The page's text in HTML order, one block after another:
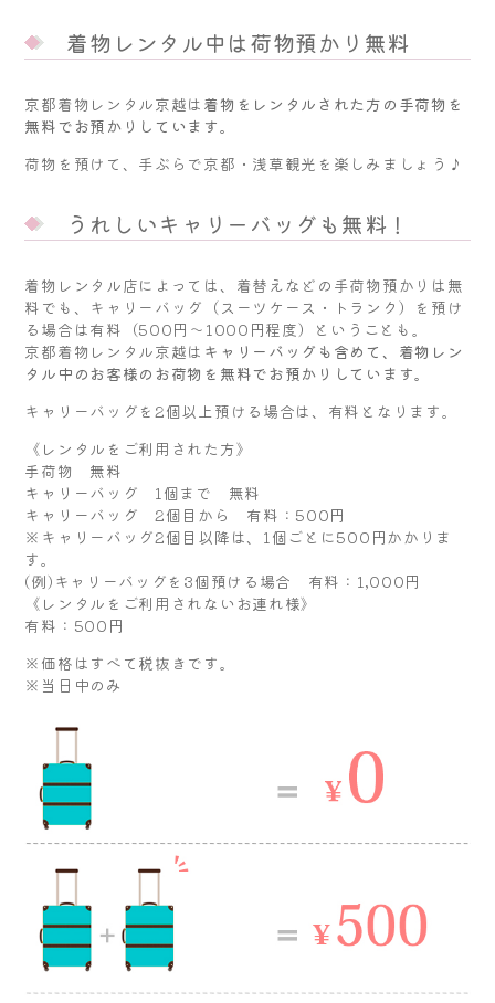
着物レンタル中は荷物預かり無料
京都着物レンタル京越は 着物をレンタルされた方の手荷物を
無料でお預かりしています。
荷物を預けて、手ぶらで京都・浅草観光を楽しみましょう♪
うれしいキャリーバッグも無料！
着物レンタル店によっては、着替えなどの手荷物預かりは無
料でも、キャリーバッグ（スーツケース・トランク）を預け
る場合は有料（500円～1000円程度）ということも。
京都着物レンタル京越は キャリーバッグも含めて、着物レン
タル中のお客様のお荷物を無料でお預かりしています。
キャリーバッグを2個以上預ける場合は、有料となります。
《レンタルをご利用された方》
手荷物 無料
キャリーバッグ 1個まで 無料
キャリーバッグ 2個目から 有料：500円
※キャリーバッグ2個目以降は、1個ごとに500円かかりま
す。
(例)キャリーバッグを3個預ける場合 有料：1,000円
《レンタルをご利用されないお連れ様》
有料：500円
※価格はすべて税抜きです。
※当日中のみ